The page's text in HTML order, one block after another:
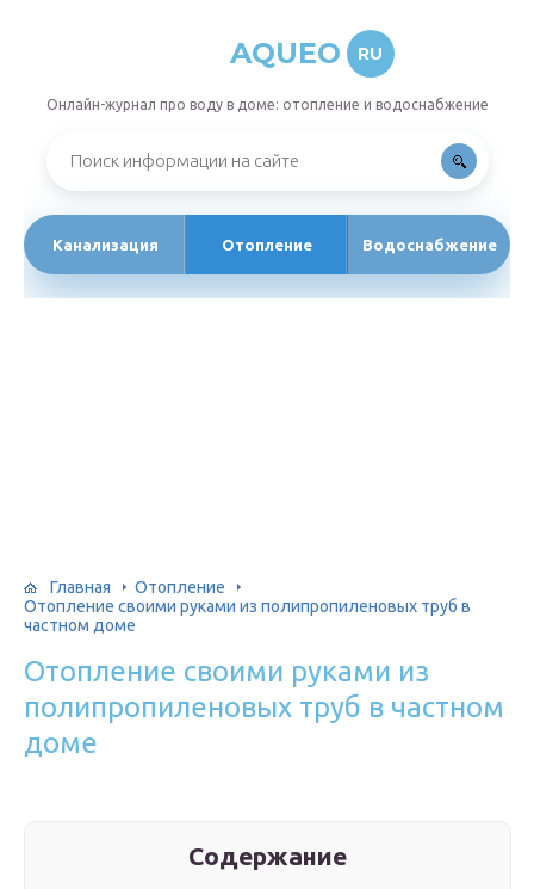
AQUEO RU
Онлайн-журнал про воду в доме: отопление и водоснабжение
Канализация Отопление Водоснабжение
Главная
Отопление
Отопление своими руками из полипропиленовых труб в
частном доме
Отопление своими руками из
полипропиленовых труб в частном
доме
Содержание